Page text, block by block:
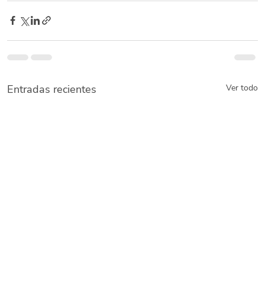
Entradas recientes Ver todo